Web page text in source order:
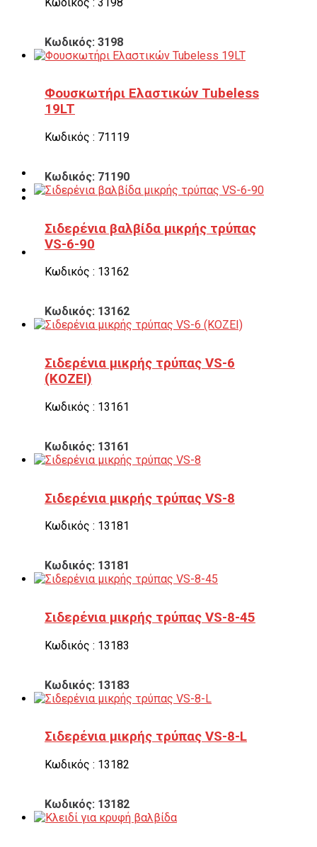
Κωδικός: 3198
Φουσκωτήρι Ελαστικών Tubeless
19LT
Κωδικός : 71119
Κωδικός: 71190
Σιδερένια βαλβίδα μικρής τρύπας
VS-6-90
Κωδικός : 13162
Κωδικός: 13162
Σιδερένια μικρής τρύπας VS-6
(KOZEI)
Κωδικός : 13161
Κωδικός: 13161
Σιδερένια μικρής τρύπας VS-8
Κωδικός : 13181
Κωδικός: 13181
Σιδερένια μικρής τρύπας VS-8-45
Κωδικός : 13183
Κωδικός: 13183
Σιδερένια μικρής τρύπας VS-8-L
Κωδικός : 13182
Κωδικός: 13182